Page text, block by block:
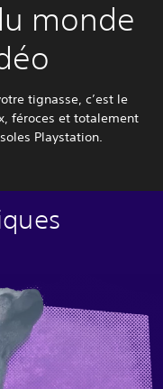
monde
tignasse, c’est le
féroces et totalement
Playstation.